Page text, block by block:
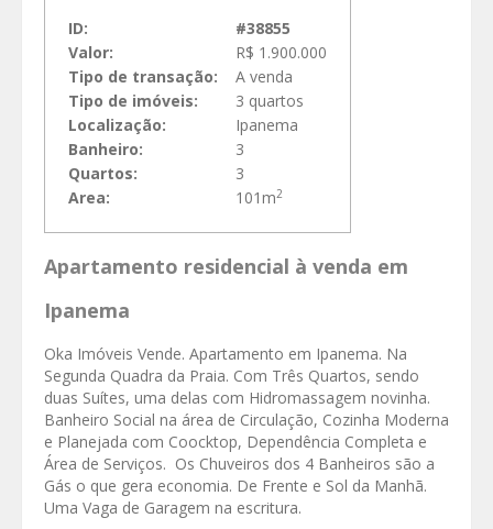
ID:
#38855
Valor:
R$ 1.900.000
Tipo de transação:
A venda
Tipo de imóveis:
3 quartos
Localização:
Ipanema
Banheiro:
3
Quartos:
3
Area:
101m2
Apartamento residencial à venda em
Ipanema
Oka Imóveis Vende. Apartamento em Ipanema. Na
Segunda Quadra da Praia. Com Três Quartos, sendo
duas Suítes, uma delas com Hidromassagem novinha.
Banheiro Social na área de Circulação, Cozinha Moderna
e Planejada com Coocktop, Dependência Completa e
Área de Serviços. Os Chuveiros dos 4 Banheiros são a
Gás o que gera economia. De Frente e Sol da Manhã.
Uma Vaga de Garagem na escritura.